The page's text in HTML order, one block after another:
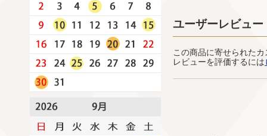
ユーザーレビュー
この商品に寄せられた
レビューを評価するには